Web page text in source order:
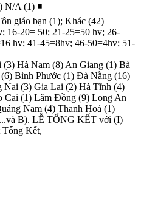
N/A (1) ◾
giáo bạn (1); Khác (42)
16-20= 50; 21-25=50 hv; 26-
hv; 41-45=8hv; 46-50=4hv; 51-
Hà Nam (8) An Giang (1) Bà
Bình Phước (1) Đà Nẵng (16)
(3) Gia Lai (2) Hà Tĩnh (4)
Cai (1) Lâm Đồng (9) Long An
Nam (4) Thanh Hoá (1)
B). LỄ TỔNG KẾT với (I)
Tổng Kết,